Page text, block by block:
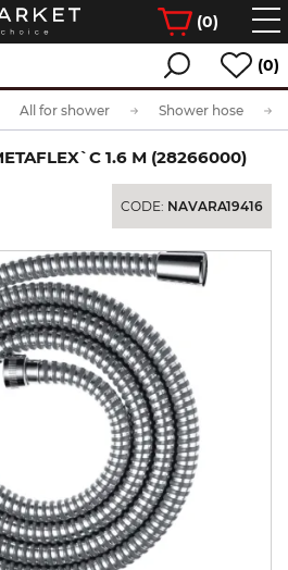
(0)
(0)
All for shower Shower hose
1.6 М (28266000)
CODE: NAVARA19416